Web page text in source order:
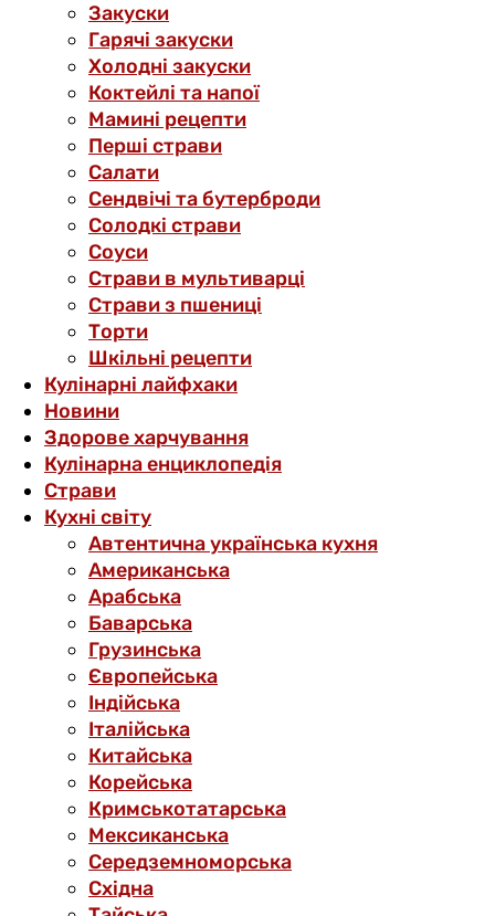
Закуски
Гарячі закуски
Холодні закуски
Коктейлі та напої
Мамині рецепти
Перші страви
Салати
Сендвічі та бутерброди
Солодкі страви
Соуси
Страви в мультиварці
Страви з пшениці
Торти
Шкільні рецепти
Кулінарні лайфхаки
Новини
Здорове харчування
Кулінарна енциклопедія
Страви
Кухні світу
Автентична українська кухня
Американська
Арабська
Баварська
Грузинська
Європейська
Індійська
Італійська
Китайська
Корейська
Кримськотатарська
Мексиканська
Середземноморська
Східна